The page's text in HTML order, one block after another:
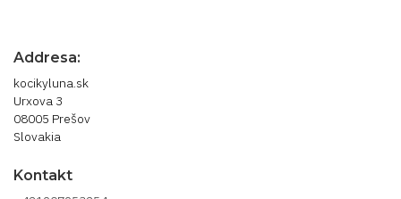
Addresa:
kocikyluna.sk
Urxova 3
08005 Prešov
Slovakia
Kontakt